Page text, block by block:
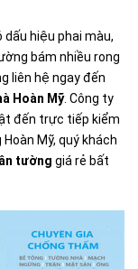
dấu hiệu phai màu,
bám nhiều rong
liên hệ ngay đến
Hoàn Mỹ. Công ty
đến trực tiếp kiểm
Mỹ, quý khách
tường giá rẻ bất